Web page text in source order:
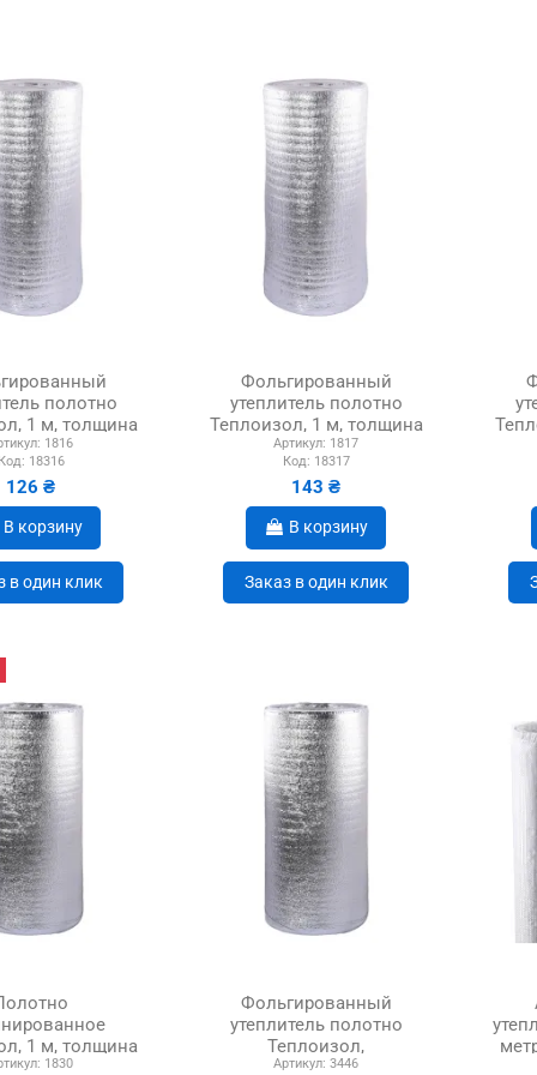
полотно
1 м, толщина
4 мм1816
Код: 18316
126 ₴
В корзину
в один клик
Фольгированный
утеплитель полотно
Теплоизол, 1 м, толщина
5 мм
Артикул: 1817
Код: 18317
143 ₴
В корзину
Заказ в один клик
1 м, толщина
3 мм1830
Фольгированный
утеплитель полотно
Теплоизол,
двухстороннее, 1м,
Артикул: 3446